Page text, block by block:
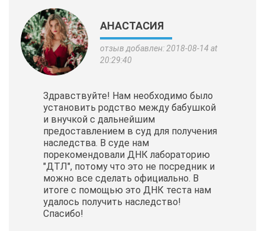
АНАСТАСИЯ
отзыв добавлен: 2018-08-14 at
20:29:40
Здравствуйте! Нам необходимо было
установить родство между бабушкой
и внучкой с дальнейшим
предоставлением в суд для получения
наследства. В суде нам
порекомендовали ДНК лабораторию
"ДТЛ", потому что это не посредник и
можно все сделать официально. В
итоге с помощью это ДНК теста нам
удалось получить наследство!
Спасибо!